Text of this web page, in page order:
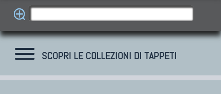
SCOPRI LE COLLEZIONI DI TAPPETI